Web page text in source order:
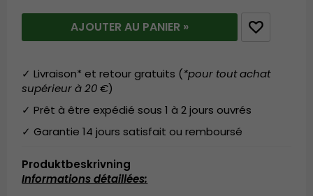
AJOUTER AU PANIER »
✓ Livraison* et retour gratuits (*pour tout achat
supérieur à 20 €)
✓ Prêt à être expédié sous 1 à 2 jours ouvrés
✓ Garantie 14 jours satisfait ou remboursé
Produktbeskrivning
Informations détaillées: